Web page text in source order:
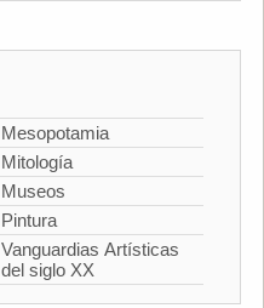
Mesopotamia
Mitología
Museos
Pintura
Vanguardias Artísticas
del siglo XX